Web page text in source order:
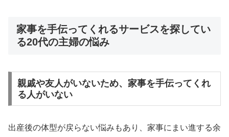
家事を手伝ってくれるサービスを探してい
る20代の主婦の悩み
親戚や友人がいないため、家事を手伝ってくれ
る人がいない
出産後の体型が戻らない悩みもあり、家事にまい進する余